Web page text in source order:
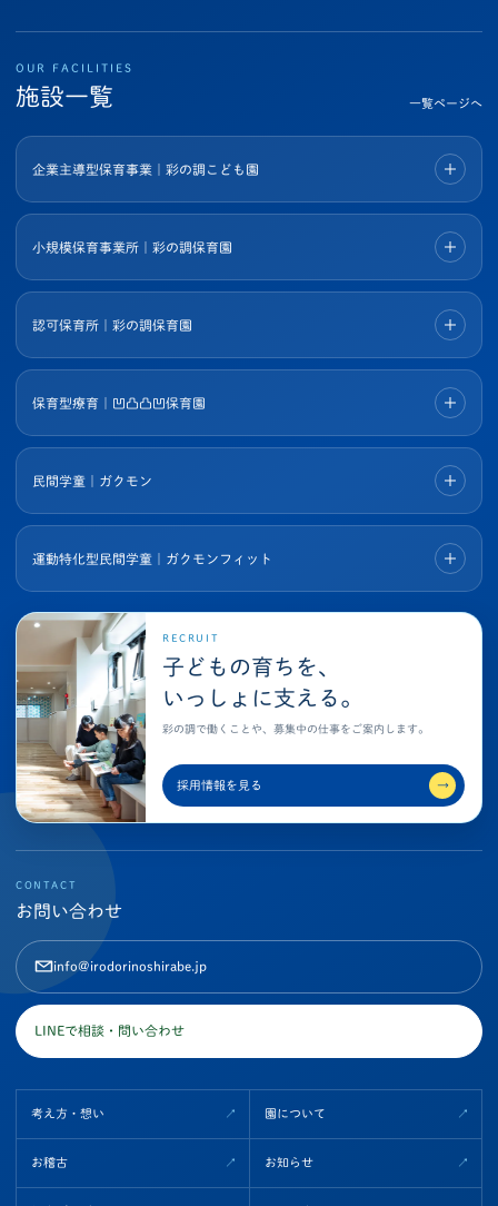
OUR FACILITIES
施設一覧 一覧ページへ
企業主導型保育事業｜彩の調こども園
小規模保育事業所｜彩の調保育園
認可保育所｜彩の調保育園
保育型療育｜凹凸凸凹保育園
民間学童｜ガクモン
運動特化型民間学童｜ガクモンフィット
RECRUIT
子どもの育ちを、
いっしょに支える。
彩の調で働くことや、募集中の仕事をご案内します。
採用情報を見る →
CONTACT
お問い合わせ
info@irodorinoshirabe.jp
LINEで相談・問い合わせ
考え方・想い 園について
お稽古 お知らせ